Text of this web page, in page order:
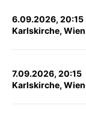
6.09.2026, 20:15
Karlskirche, Wien
7.09.2026, 20:15
Karlskirche, Wien